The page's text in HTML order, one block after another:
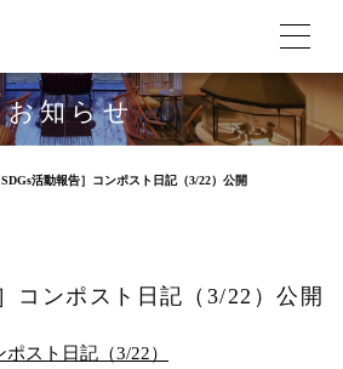
お知らせ
SDGs活動報告］コンポスト日記（3/22）公開
コンポスト日記（3/22）公開
ポスト日記（3/22）